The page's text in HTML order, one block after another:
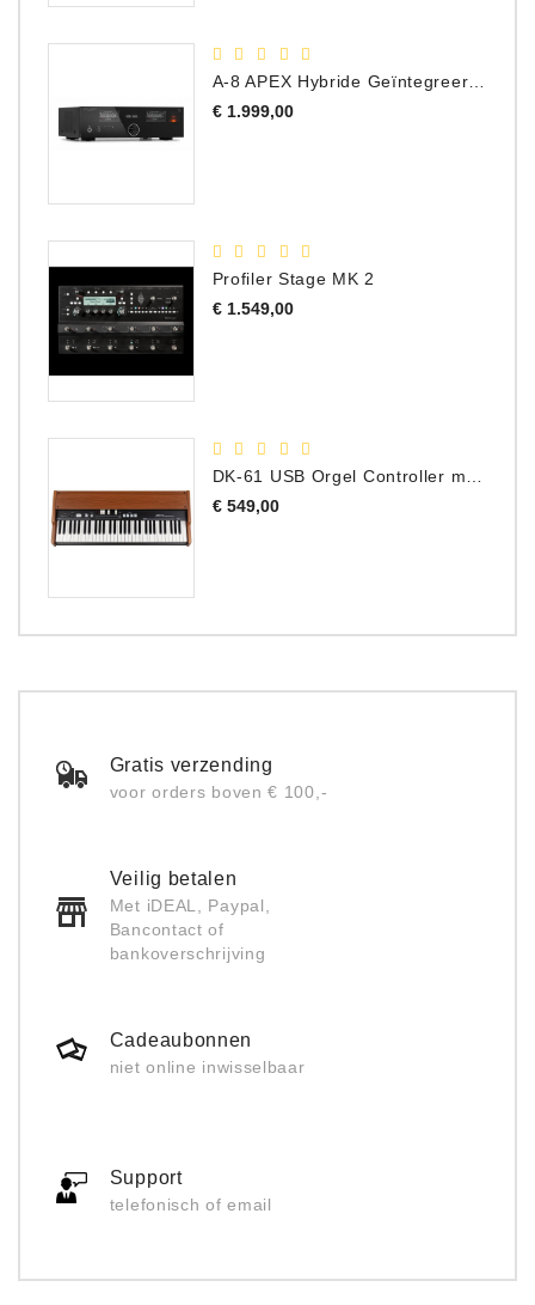
A-8 APEX Hybride Geïntegreerde Versterker
€ 1.999,00Prijs
Profiler Stage MK 2
€ 1.549,00Prijs
€ 549,00Prijs
Gratis verzending
voor orders boven € 100,-
Veilig betalen
Met iDEAL, Paypal,
Bancontact of
bankoverschrijving
Cadeaubonnen
niet online inwisselbaar
Support
telefonisch of email